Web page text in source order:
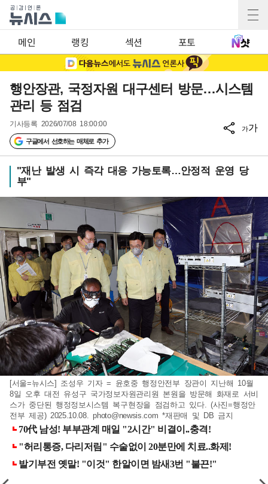
메인 랭킹 섹션 포토
행안장관, 국정자원 대구센터 방문…시스템
관리 등 점검
기사등록 2026/07/08 18:00:00
구글에서 선호하는 매체로 추가
가가
"재난 발생 시 즉각 대응 가능토록…안정적 운영 당
부"
[서울=뉴시스] 조성우 기자 = 윤호중 행정안전부 장관이 지난해 10월
8일 오후 대전 유성구 국가정보자원관리원 본원을 방문해 화재로 서비
스가 중단된 행정정보시스템 복구현장을 점검하고 있다. (사진=행정안
전부 제공) 2025.10.08.photo@newsis.com *재판매 및 DB 금지